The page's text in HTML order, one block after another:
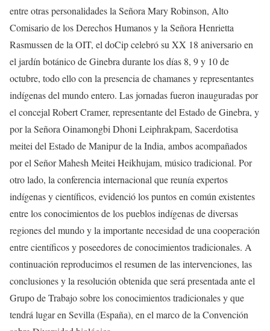
entre otras personalidades la Señora Mary Robinson, Alto
Comisario de los Derechos Humanos y la Señora Henrietta
Rasmussen de la OIT, el doCip celebró su XX 18 aniversario en
el jardín botánico de Ginebra durante los días 8, 9 y 10 de
octubre, todo ello con la presencia de chamanes y representantes
indígenas del mundo entero. Las jornadas fueron inauguradas por
el concejal Robert Cramer, representante del Estado de Ginebra, y
por la Señora Oinamongbi Dhoni Leiphrakpam, Sacerdotisa
meitei del Estado de Manipur de la India, ambos acompañados
por el Señor Mahesh Meitei Heikhujam, músico tradicional. Por
otro lado, la conferencia internacional que reunía expertos
indígenas y científicos, evidenció los puntos en común existentes
entre los conocimientos de los pueblos indígenas de diversas
regiones del mundo y la importante necesidad de una cooperación
entre científicos y poseedores de conocimientos tradicionales. A
continuación reproducimos el resumen de las intervenciones, las
conclusiones y la resolución obtenida que será presentada ante el
Grupo de Trabajo sobre los conocimientos tradicionales y que
tendrá lugar en Sevilla (España), en el marco de la Convención